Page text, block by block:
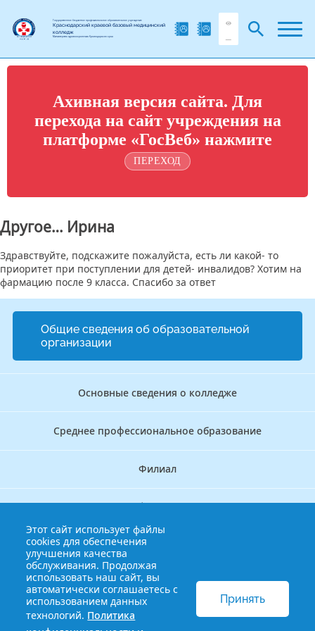
Государственное бюджетное профессиональное образовательное учреждение
Краснодарский краевой базовый медицинский
колледж
Министерства здравоохранения Краснодарского края
Ахивная версия сайта. Для
перехода на сайт учреждения на
платформе «ГосВеб» нажмите
ПЕРЕХОД
Другое… Ирина
Здравствуйте, подскажите пожалуйста, есть ли какой- то
приоритет при поступлении для детей- инвалидов? Хотим на
фармацию после 9 класса. Спасибо за ответ
Общие сведения об образовательной
организации
Основные сведения о колледже
Среднее профессиональное образование
Филиал
Дополнительное профессиональное образование
Аккредитационно — симуляционный центр
Бережливый колледж
Этот сайт использует файлы
cookies для обеспечения
улучшения качества
обслуживания. Продолжая
использовать наш сайт, вы
автоматически соглашаетесь с
использованием данных
технологий. Политика
Принять